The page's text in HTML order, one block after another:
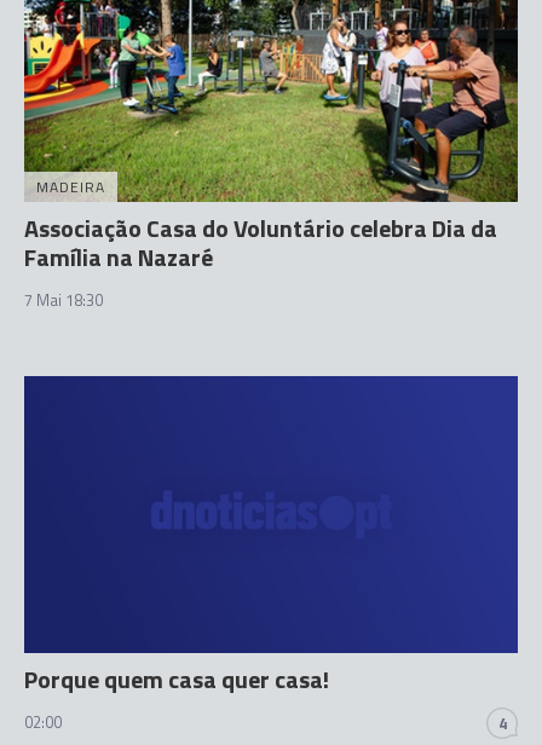
MADEIRA
Associação Casa do Voluntário celebra Dia da
Família na Nazaré
7 Mai 18:30
Porque quem casa quer casa!
02:00 4